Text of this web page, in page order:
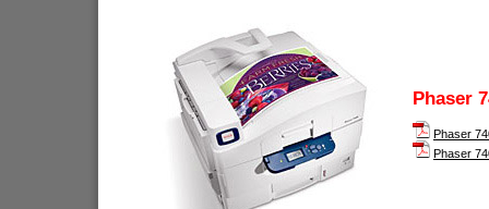
Phaser 7760
Imprimante Alb-negru
Phaser 3117
Phaser 3124
Phaser 3125
Phaser 3250
Phaser 3600
Phaser
Phaser
Phaser